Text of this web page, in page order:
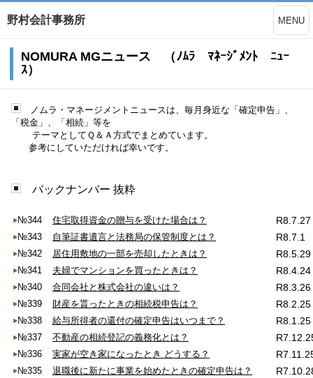
野村会計事務所 MENU
NOMURA MGニュース （ﾉﾑﾗ ﾏﾈｰｼﾞﾒﾝﾄ ﾆｭｰ
ｽ）
ノムラ・マネージメントニュースは、毎月身近な「確定申告」、
「税金」、「相続」等を
テーマとしてＱ＆Ａ方式でまとめています。
参考にしていただければ幸いです。
バックナンバー 抜粋
№344 住宅取得資金の贈与を受けた場合は？ R8.7.27
№343 自筆証書遺言と法務局の保管制度とは？ R8.7.1
№342 居住用敷地の一部を売却したときは？ R8.5.29
№341 夫婦でマンションを買ったときは？ R8.4.24
№340 合同会社と株式会社の違いは？ R8.3.26
№339 財産を貰ったときの相続税申告は？ R8.2.25
№338 給与所得者の還付の確定申告はいつまで？ R8.1.25
№337 不動産の相続登記の義務化とは？
№336 実家が空き家になったとき どうする？
№335 退職後に新たに事業を始めたときの確定申告は？